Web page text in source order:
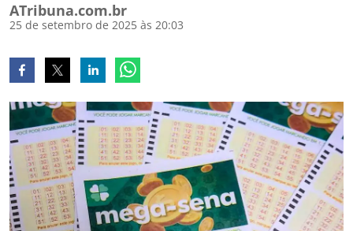
ATribuna.com.br
25 de setembro de 2025 às 20:03